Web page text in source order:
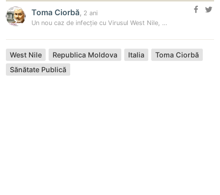
Toma Ciorbă, 2 ani
Un nou caz de infecție cu Virusul West Nile, confirmat în R. Moldova…
West Nile Republica Moldova Italia
Toma Ciorbă
Sănătate Publică